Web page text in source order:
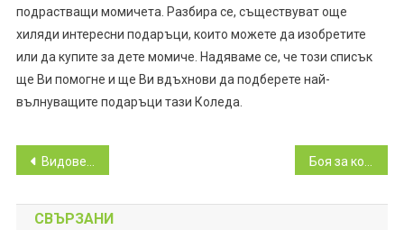
подрастващи момичета. Разбира се, съществуват още
хиляди интересни подаръци, които можете да изобретите
или да купите за дете момиче. Надяваме се, че този списък
ще Ви помогне и ще Ви вдъхнови да подберете най-
вълнуващите подаръци тази Коледа.
Навигация
Видове Еластични Съединители
СВЪРЗАНИ